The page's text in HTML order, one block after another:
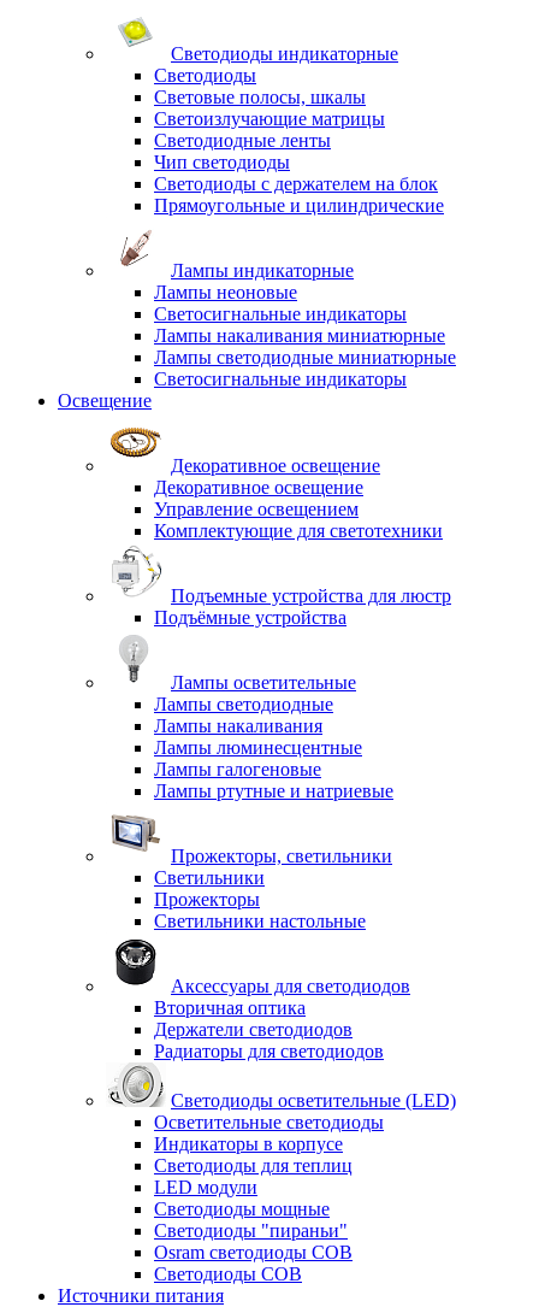
Светодиоды индикаторные
Светодиоды
Световые полосы, шкалы
Светоизлучающие матрицы
Светодиодные ленты
Чип светодиоды
Светодиоды с держателем на блок
Прямоугольные и цилиндрические
Лампы индикаторные
Лампы неоновые
Светосигнальные индикаторы
Лампы накаливания миниатюрные
Лампы светодиодные миниатюрные
Светосигнальные индикаторы
Освещение
Декоративное освещение
Декоративное освещение
Управление освещением
Комплектующие для светотехники
Подъемные устройства для люстр
Подъёмные устройства
Лампы осветительные
Лампы светодиодные
Лампы накаливания
Лампы люминесцентные
Лампы галогеновые
Лампы ртутные и натриевые
Прожекторы, светильники
Светильники
Прожекторы
Светильники настольные
Аксессуары для светодиодов
Вторичная оптика
Держатели светодиодов
Радиаторы для светодиодов
Светодиоды осветительные (LED)
Осветительные светодиоды
Индикаторы в корпусе
Светодиоды для теплиц
LED модули
Светодиоды мощные
Светодиоды "пираньи"
Osram светодиоды COB
Светодиоды COB
Источники питания